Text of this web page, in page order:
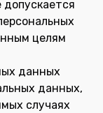
целям
данных
данных,
случаях